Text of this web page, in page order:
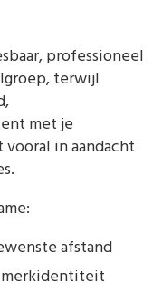
professioneel
terwijl
met je
in aandacht
afstand